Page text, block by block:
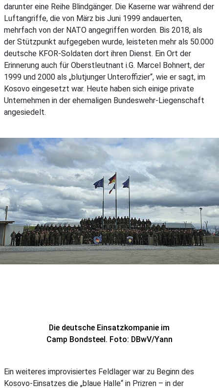
darunter eine Reihe Blindgänger. Die Kaserne war während der
Luftangriffe, die von März bis Juni 1999 andauerten,
mehrfach von der NATO angegriffen worden. Bis 2018, als
der Stützpunkt aufgegeben wurde, leisteten mehr als 50.000
deutsche KFOR-Soldaten dort ihren Dienst. Ein Ort der
Erinnerung auch für Oberstleutnant i.G. Marcel Bohnert, der
1999 und 2000 als „blutjunger Unteroffizier“, wie er sagt, im
Kosovo eingesetzt war. Heute haben sich einige private
Unternehmen in der ehemaligen Bundeswehr-Liegenschaft
angesiedelt.
Die deutsche Einsatzkompanie im
Camp Bondsteel. Foto: DBwV/Yann
Ein weiteres improvisiertes Feldlager war zu Beginn des
Kosovo-Einsatzes die „blaue Halle“ in Prizren – in der